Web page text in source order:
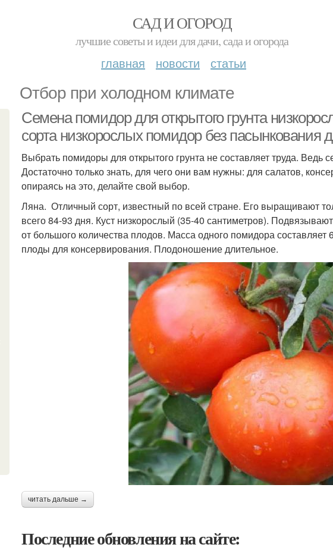
САД И ОГОРОД
лучшие советы и идеи для дачи, сада и огорода
главная новости статьи
Отбор при холодном климате
Семена помидор для открытого грунта
сорта низкорослых помидор без пасынкования
Выбрать помидоры для открытого грунта не составляет труда. Ведь
Достаточно только знать, для чего они вам нужны: для салатов,
опираясь на это, делайте свой выбор.
Ляна. Отличный сорт, известный по всей стране. Его выращивают
всего 84-93 дня. Куст низкорослый (35-40 сантиметров).
от большого количества плодов. Масса одного помидора составляет
плоды для консервирования. Плодоношение длительное.
читать дальше →
Последние обновления на сайте: